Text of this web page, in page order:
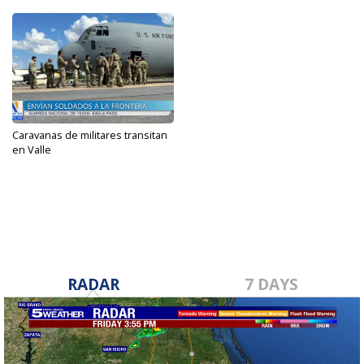
Caravanas de militares transitan
en Valle
RADAR 7 DAYS